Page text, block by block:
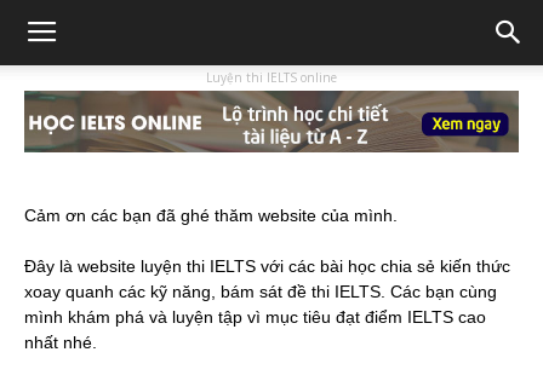
Luyện thi IELTS online
Cảm ơn các bạn đã ghé thăm website của mình.
Đây là website luyện thi IELTS với các bài học chia sẻ kiến thức
xoay quanh các kỹ năng, bám sát đề thi IELTS. Các bạn cùng
mình khám phá và luyện tập vì mục tiêu đạt điểm IELTS cao
nhất nhé.